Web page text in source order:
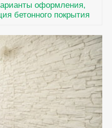
оформления,
бетонного покрытия